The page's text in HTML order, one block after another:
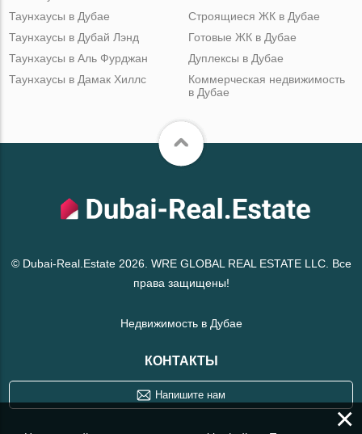
Таунхаусы в Дубае
Таунхаусы в Дубай Лэнд
Таунхаусы в Аль Фурджан
Таунхаусы в Дамак Хиллс
Строящиеся ЖК в Дубае
Готовые ЖК в Дубае
Дуплексы в Дубае
Коммерческая недвижимость
в Дубае
© Dubai-Real.Estate 2026. WRE GLOBAL REAL ESTATE LLC. Все
права защищены!
Недвижимость в Дубае
КОНТАКТЫ
Напишите нам
×